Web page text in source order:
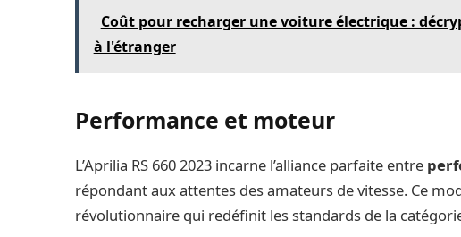
Coût pour recharger une voiture électrique :
à l'étranger
Performance et moteur
L’Aprilia RS 660 2023 incarne l’alliance parfaite entre
répondant aux attentes des amateurs de vitesse. Ce
révolutionnaire qui redéfinit les standards de la